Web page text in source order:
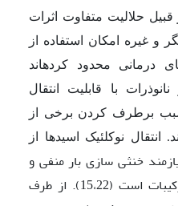
حلالیت متفاوت اثرات
و غیره امکان استفاده از
درمانی محدود کرده­اند
نانوذرات با قابلیت انتقال
برطرف کردن برخی از
انتقال نوکلئیک اسیدها از
خنثی سازی بار منفی و
همچنین فشرده سازی این ترکیبات است (15،22). از طرف